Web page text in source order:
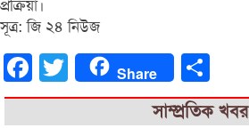
প্রক্রিয়া।
সূত্র: জি ২৪ নিউজ
FacebookTwitter Share
সাম্প্রতিক খবর